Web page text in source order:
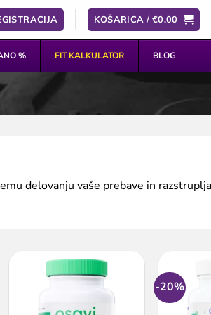
KOŠARICA / €0.00
% FIT KALKULATOR BLOG
delovanju vaše prebave in
-20%